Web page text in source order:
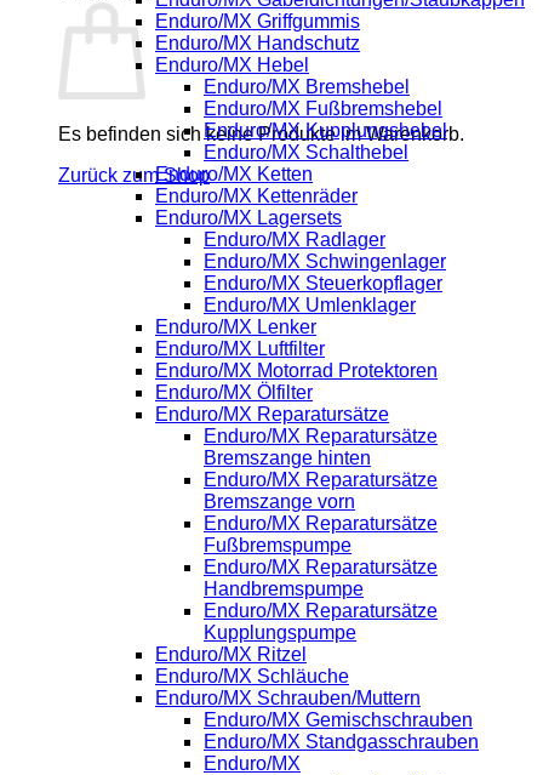
Es befinden sich keine Produkte im Warenkorb.
Zurück zum Shop
Enduro/MX Griffgummis
Enduro/MX Handschutz
Enduro/MX Hebel
Enduro/MX Bremshebel
Enduro/MX Fußbremshebel
Enduro/MX Kupplungshebel
Enduro/MX Schalthebel
Enduro/MX Ketten
Enduro/MX Kettenräder
Enduro/MX Lagersets
Enduro/MX Radlager
Enduro/MX Schwingenlager
Enduro/MX Steuerkopflager
Enduro/MX Umlenklager
Enduro/MX Lenker
Enduro/MX Luftfilter
Enduro/MX Motorrad Protektoren
Enduro/MX Ölfilter
Enduro/MX Reparatursätze
Enduro/MX Reparatursätze
Bremszange hinten
Enduro/MX Reparatursätze
Bremszange vorn
Enduro/MX Reparatursätze
Fußbremspumpe
Enduro/MX Reparatursätze
Handbremspumpe
Enduro/MX Reparatursätze
Kupplungspumpe
Enduro/MX Ritzel
Enduro/MX Schläuche
Enduro/MX Schrauben/Muttern
Enduro/MX Gemischschrauben
Enduro/MX Standgasschrauben
Enduro/MX